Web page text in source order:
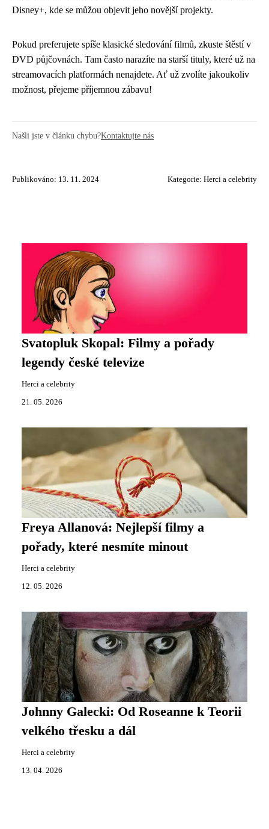
Disney+, kde se můžou objevit jeho novější projekty.
Pokud preferujete spíše klasické sledování filmů, zkuste štěstí v
DVD půjčovnách. Tam často narazíte na starší tituly, které už na
streamovacích platformách nenajdete. Ať už zvolíte jakoukoliv
možnost, přejeme příjemnou zábavu!
Našli jste v článku chybu?Kontaktujte nás
Publikováno: 13. 11. 2024 Kategorie: Herci a celebrity
Svatopluk Skopal: Filmy a pořady
legendy české televize
Herci a celebrity
21. 05. 2026
Freya Allanová: Nejlepší filmy a
pořady, které nesmíte minout
Herci a celebrity
12. 05. 2026
Johnny Galecki: Od Roseanne k Teorii
velkého třesku a dál
Herci a celebrity
13. 04. 2026